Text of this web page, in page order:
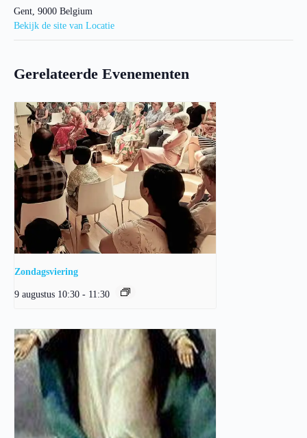
Gent, 9000 Belgium
Bekijk de site van Locatie
Gerelateerde Evenementen
Zondagsviering
9 augustus 10:30 - 11:30